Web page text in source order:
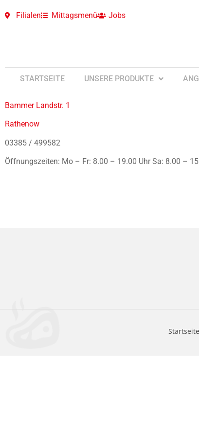
Filialen Mittagsmenü Jobs
STARTSEITE UNSERE PRODUKTE
Bammer Landstr. 1
Rathenow
03385 / 499582
Öffnungszeiten: Mo – Fr: 8.00 – 19.00 Uhr Sa: 8.00 –
Startseite